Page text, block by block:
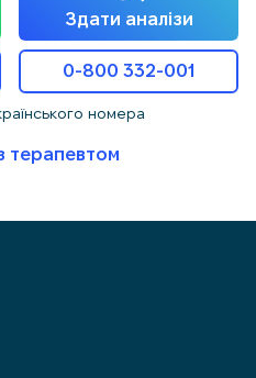
Здати аналізи
0-800 332-001
номера
терапевтом